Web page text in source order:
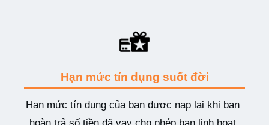
Hạn mức tín dụng suốt đời
Hạn mức tín dụng của bạn được nạp lại khi bạn